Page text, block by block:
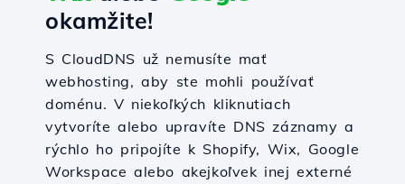
okamžite!
S CloudDNS už nemusíte mať
webhosting, aby ste mohli používať
doménu. V niekoľkých kliknutiach
vytvoríte alebo upravíte DNS záznamy a
rýchlo ho pripojíte k Shopify, Wix, Google
Workspace alebo akejkoľvek inej externé